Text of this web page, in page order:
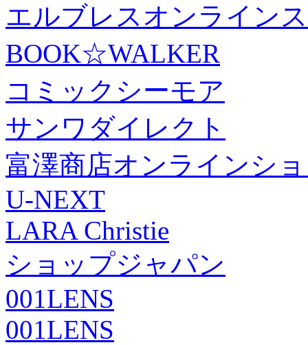
エルブレスオンライン
BOOK☆WALKER
コミックシーモア
サンワダイレクト
富澤商店オンラインシ
U-NEXT
LARA Christie
ショップジャパン
001LENS
001LENS